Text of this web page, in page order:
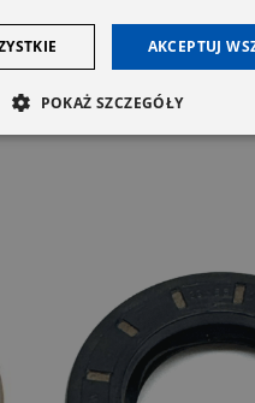
AKCEPTUJ
POKAŻ SZCZEGÓŁY